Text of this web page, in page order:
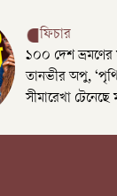
ফিচার
১০০ দেশ
তানভীর অপু,
সীমারেখা টেনেছে